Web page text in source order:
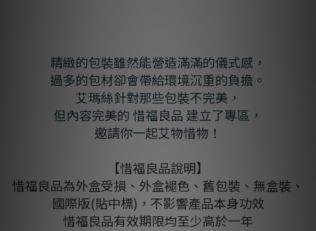
精緻的包裝雖然能營造滿滿的儀式感，
過多的包材卻會帶給環境沉重的負擔。
艾瑪絲針對那些包裝不完美，
但內容完美的 惜福良品 建立了專區，
邀請你一起艾物惜物！
【惜福良品說明】
惜福良品為外盒受損、外盒褪色、舊包裝、無盒裝、
國際版(貼中標)，不影響產品本身功效
惜福良品有效期限均至少高於一年